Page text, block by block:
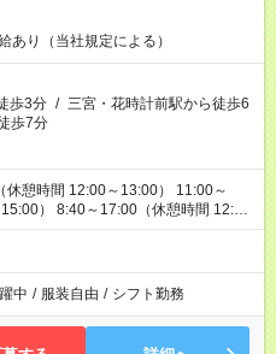
あり（当社規定による）
歩3分 / 三宮・花時計前駅から徒歩6
歩7分
憩時間 12:00～13:00） 11:00～
） 8:40～17:00（休憩時間 12:00
務時間 他、派遣先の規定による
中 / 服装自由 / シフト勤務